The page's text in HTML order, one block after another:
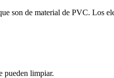
son de material de PVC. Los
pueden limpiar.